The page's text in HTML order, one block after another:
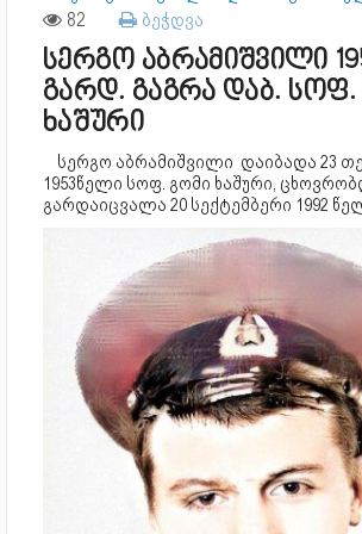
82 ბეჭდვა
სერგო აბრამიშვილი
გარდ. გაგრა დაბ. სოფ.
ხაშური
სერგო აბრამიშვილი დაიბადა 23
1953წელი სოფ. გომი ხაშური,
გარდაიცვალა 20 სექტემბერი 1992